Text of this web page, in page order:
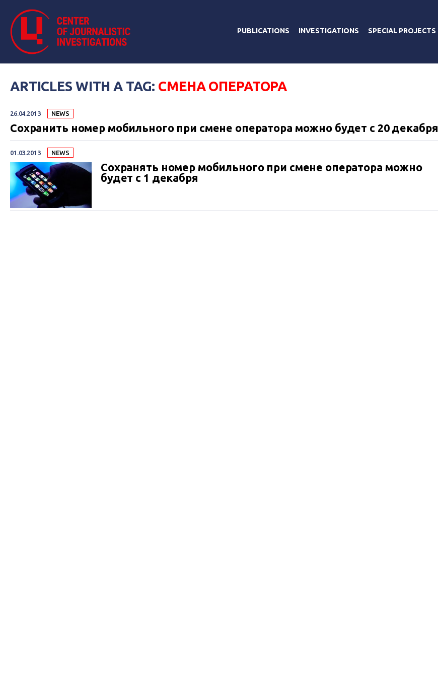
PUBLICATIONS INVESTIGATIONS SPECIAL PROJECTS
ARTICLES WITH A TAG: СМЕНА ОПЕРАТОРА
26.04.2013 NEWS
Сохранить номер мобильного при смене оператора можно будет с 20 декабря
01.03.2013 NEWS
Сохранять номер мобильного при смене оператора можно
будет с 1 декабря